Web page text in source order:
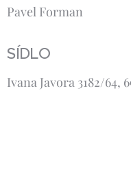
Pavel Forman
SÍDLO
Ivana Javora 3182/64,